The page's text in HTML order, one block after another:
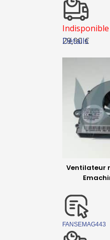
Détails
Indisponible
29,90 €
Ventilateur
FANSEMAG443